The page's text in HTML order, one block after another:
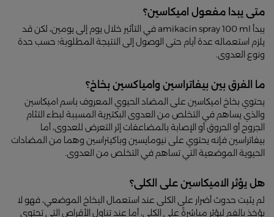
متى يبدا مفعول اميكاسين؟
يبدأ amikacin spray 100 ml في التأثير خلال يوم إلى يومين، لكن قد
يلزم استعماله عدة أيام حتى الوصول إلى النتيجة المطلوبة؛ حسب حدة
ونوع العدوى.
ما الفرق بين بيفاتراسين وامياكسين بخاخ؟
يحتوي بخاخ اميكاسين على المضاد الحيوي المعروف باسم اميكاسين
والذي يساهم في التخلص من العدوى البكتيرية المسببة لبطء التئام
الجروح أو الحروق أو الإصابة بالمضاعفات إثر التعرض للعدوى، أما
بيفاتراسين فإنه يحتوي على نيومايسين وباكيتراسين وهما من المضادات
الحيوية الموضعية التي تساهم في التخلص من العدوى.
هل يؤثر الاميكاسين على الكلى؟
لم يثبت حدوث أضرار على الكلى عند استعمال البخاخ الموضعي، فهو لا
يؤخذ بالفم ليؤثر مباشرةً على الكلى، أما عند تناول الأقراص التي تحتوي